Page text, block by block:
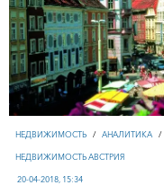
НЕДВИЖИМОСТЬ / АНАЛИТИКА /
НЕДВИЖИМОСТЬ АВСТРИЯ
20-04-2018, 15:34